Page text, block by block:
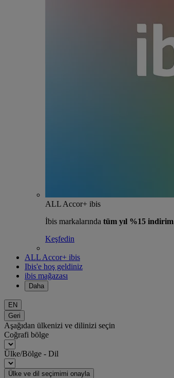
ALL Accor+ ibis
İbis markalarında tüm yıl %15 indirim
Keşfedin
ALL Accor+ ibis
Ibis'e hoş geldiniz
ibis mağazası
Daha
EN
Geri
Aşağıdan ülkenizi ve dilinizi seçin
Coğrafi bölge
Ülke/Bölge - Dil
Ülke ve dil seçimimi onayla